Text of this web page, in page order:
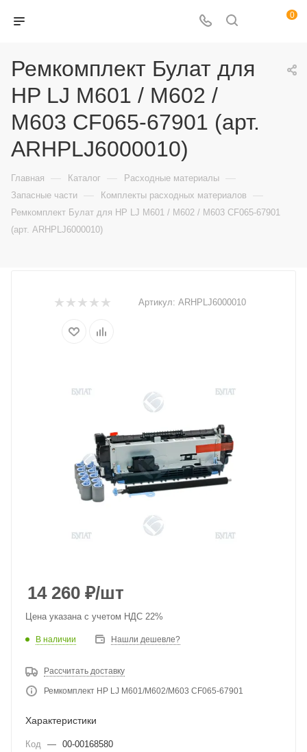
0
Ремкомплект Булат для
HP LJ M601 / M602 /
M603 CF065-67901 (арт.
ARHPLJ6000010)
Главная — Каталог — Расходные материалы —
Запасные части — Комплекты расходных материалов —
Ремкомплект Булат для HP LJ M601 / M602 / M603 CF065-67901
(арт. ARHPLJ6000010)
Артикул: ARHPLJ6000010
14 260 ₽/шт
Цена указана с учетом НДС 22%
В наличии Нашли дешевле?
Рассчитать доставку
Ремкомплект HP LJ M601/M602/M603 CF065-67901
Характеристики
Код — 00-00168580